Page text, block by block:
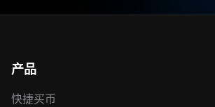
产品
快捷买币